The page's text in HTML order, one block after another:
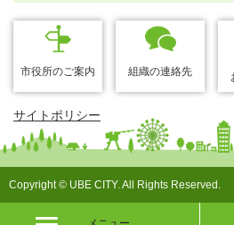
市役所のご案内 組織の連絡先
サイトポリシー
Copyright © UBE CITY. All Rights Reserved.